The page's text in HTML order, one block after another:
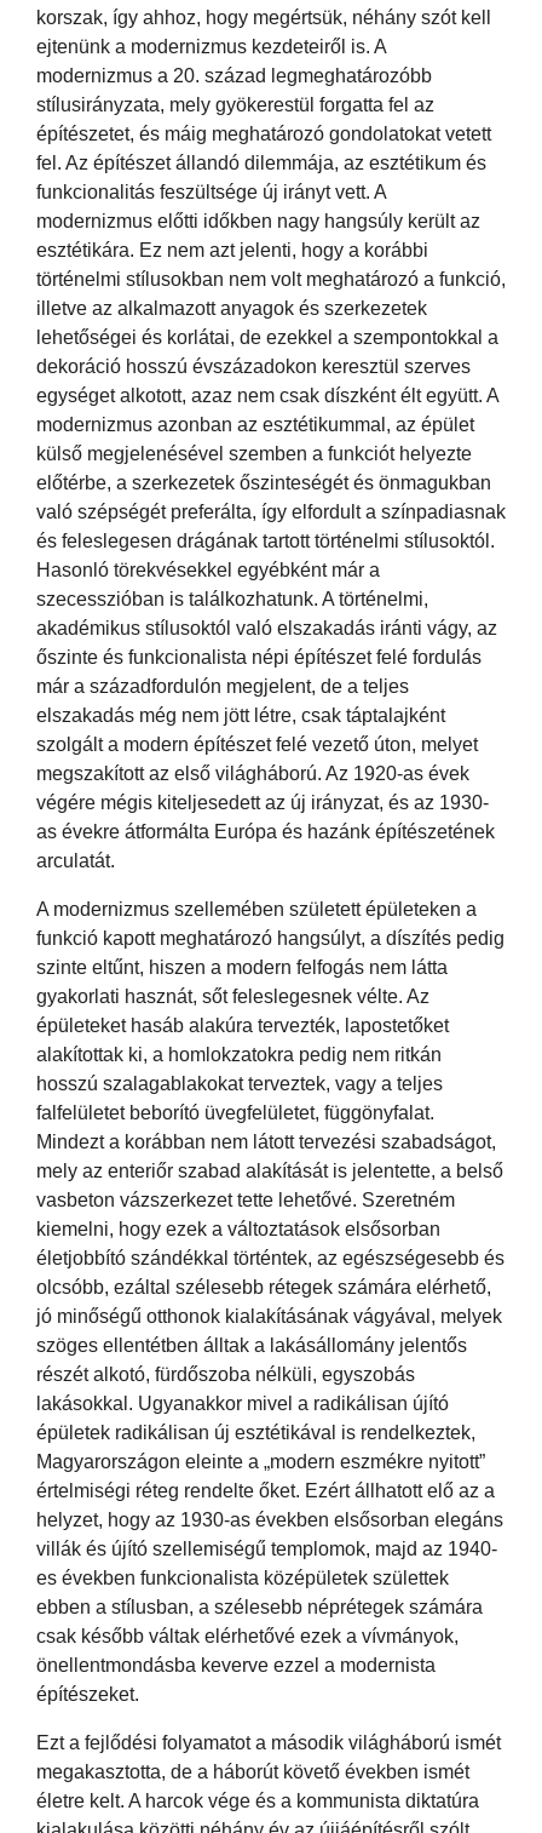
korszak, így ahhoz, hogy megértsük, néhány szót kell
ejtenünk a modernizmus kezdeteiről is. A
modernizmus a 20. század legmeghatározóbb
stílusirányzata, mely gyökerestül forgatta fel az
építészetet, és máig meghatározó gondolatokat vetett
fel. Az építészet állandó dilemmája, az esztétikum és
funkcionalitás feszültsége új irányt vett. A
modernizmus előtti időkben nagy hangsúly került az
esztétikára. Ez nem azt jelenti, hogy a korábbi
történelmi stílusokban nem volt meghatározó a funkció,
illetve az alkalmazott anyagok és szerkezetek
lehetőségei és korlátai, de ezekkel a szempontokkal a
dekoráció hosszú évszázadokon keresztül szerves
egységet alkotott, azaz nem csak díszként élt együtt. A
modernizmus azonban az esztétikummal, az épület
külső megjelenésével szemben a funkciót helyezte
előtérbe, a szerkezetek őszinteségét és önmagukban
való szépségét preferálta, így elfordult a színpadiasnak
és feleslegesen drágának tartott történelmi stílusoktól.
Hasonló törekvésekkel egyébként már a
szecesszióban is találkozhatunk. A történelmi,
akadémikus stílusoktól való elszakadás iránti vágy, az
őszinte és funkcionalista népi építészet felé fordulás
már a századfordulón megjelent, de a teljes
elszakadás még nem jött létre, csak táptalajként
szolgált a modern építészet felé vezető úton, melyet
megszakított az első világháború. Az 1920-as évek
végére mégis kiteljesedett az új irányzat, és az 1930-
as évekre átformálta Európa és hazánk építészetének
arculatát.
A modernizmus szellemében született épületeken a
funkció kapott meghatározó hangsúlyt, a díszítés pedig
szinte eltűnt, hiszen a modern felfogás nem látta
gyakorlati hasznát, sőt feleslegesnek vélte. Az
épületeket hasáb alakúra tervezték, lapostetőket
alakítottak ki, a homlokzatokra pedig nem ritkán
hosszú szalagablakokat terveztek, vagy a teljes
falfelületet beborító üvegfelületet, függönyfalat.
Mindezt a korábban nem látott tervezési szabadságot,
mely az enteriőr szabad alakítását is jelentette, a belső
vasbeton vázszerkezet tette lehetővé. Szeretném
kiemelni, hogy ezek a változtatások elsősorban
életjobbító szándékkal történtek, az egészségesebb és
olcsóbb, ezáltal szélesebb rétegek számára elérhető,
jó minőségű otthonok kialakításának vágyával, melyek
szöges ellentétben álltak a lakásállomány jelentős
részét alkotó, fürdőszoba nélküli, egyszobás
lakásokkal. Ugyanakkor mivel a radikálisan újító
épületek radikálisan új esztétikával is rendelkeztek,
Magyarországon eleinte a „modern eszmékre nyitott”
értelmiségi réteg rendelte őket. Ezért állhatott elő az a
helyzet, hogy az 1930-as években elsősorban elegáns
villák és újító szellemiségű templomok, majd az 1940-
es években funkcionalista középületek születtek
ebben a stílusban, a szélesebb néprétegek számára
csak később váltak elérhetővé ezek a vívmányok,
önellentmondásba keverve ezzel a modernista
építészeket.
Ezt a fejlődési folyamatot a második világháború ismét
megakasztotta, de a háborút követő években ismét
életre kelt. A harcok vége és a kommunista diktatúra